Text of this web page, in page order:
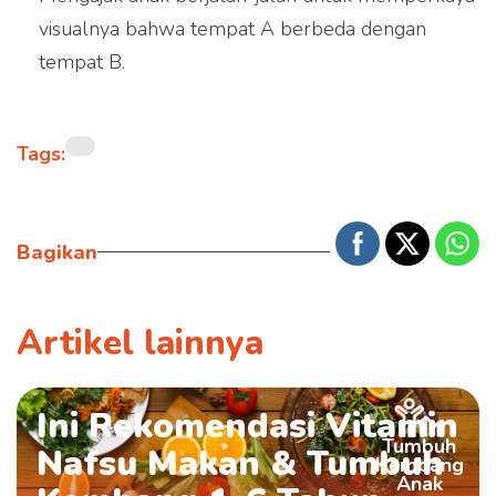
visualnya bahwa tempat A berbeda dengan
tempat B.
Tags:
Bagikan
Artikel lainnya
Tumbuh
Kembang
Anak
Ini Rekomendasi Vitamin
Nafsu Makan & Tumbuh